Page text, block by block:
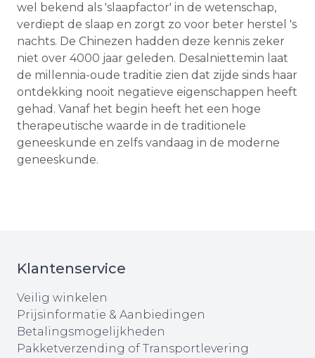
wel bekend als 'slaapfactor' in de wetenschap,
verdiept de slaap en zorgt zo voor beter herstel 's
nachts. De Chinezen hadden deze kennis zeker
niet over 4000 jaar geleden. Desalniettemin laat
de millennia-oude traditie zien dat zijde sinds haar
ontdekking nooit negatieve eigenschappen heeft
gehad. Vanaf het begin heeft het een hoge
therapeutische waarde in de traditionele
geneeskunde en zelfs vandaag in de moderne
geneeskunde.
Klantenservice
Veilig winkelen
Prijsinformatie & Aanbiedingen
Betalingsmogelijkheden
Pakketverzending of Transportlevering